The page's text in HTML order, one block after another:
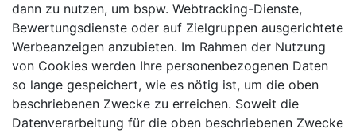
dann zu nutzen, um bspw. Webtracking-Dienste,
Bewertungsdienste oder auf Zielgruppen ausgerichtete
Werbeanzeigen anzubieten. Im Rahmen der Nutzung
von Cookies werden Ihre personenbezogenen Daten
so lange gespeichert, wie es nötig ist, um die oben
beschriebenen Zwecke zu erreichen. Soweit die
Datenverarbeitung für die oben beschriebenen Zwecke